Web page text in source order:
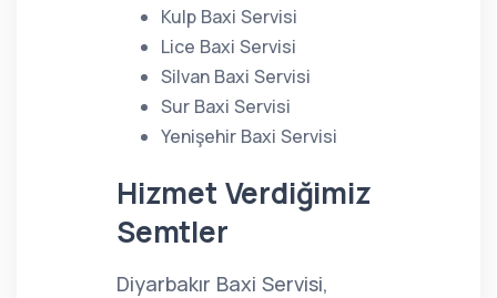
Kulp Baxi Servisi
Lice Baxi Servisi
Silvan Baxi Servisi
Sur Baxi Servisi
Yenişehir Baxi Servisi
Hizmet Verdiğimiz
Semtler
Diyarbakır Baxi Servisi,